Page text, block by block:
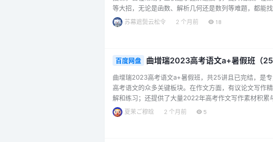
等大招，无论是函数、解析几何还是数列等难题，都能
学等重点板块，提供了哈哈公式秒杀分布曲线难题、口
量法秒杀碰撞等大招，助力学生攻克力学、电磁学等复
苏幕遮鬓云松令 2 个月前 18
百度网盘 曲增瑞2023高考语文a+暑假班（25
曲增瑞2023高考语文a+暑假班，共25讲且已完结，是
高考语文的众多关键板块。在作文方面，有议论文写作
解和练习；还提供了大量2022年高考作文写作素材积
神等，助力学生写出高质量作文。 在古诗词鉴赏、文
学生掌握答题方法。此外，课程还提供了丰富的补充资
夏茉ご穆晗 2 个月前 5